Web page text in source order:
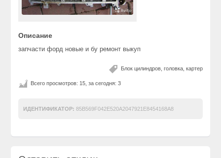
Описание
запчасти форд новые и бу ремонт выкуп
Блок цилиндров, головка, картер
Всего просмотров: 15, за сегодня: 3
ИДЕНТИФИКАТОР: 85B569F042E520A2047921E8454168A8